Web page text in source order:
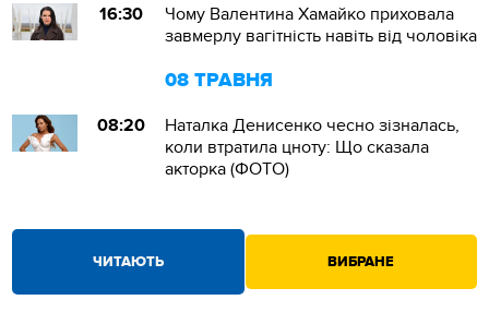
16:30
Чому Валентина Хамайко приховала
завмерлу вагітність навіть від чоловіка
08 ТРАВНЯ
08:20
Наталка Денисенко чесно зізналась,
коли втратила цноту: Що сказала
акторка (ФОТО)
ЧИТАЮТЬ ВИБРАНЕ